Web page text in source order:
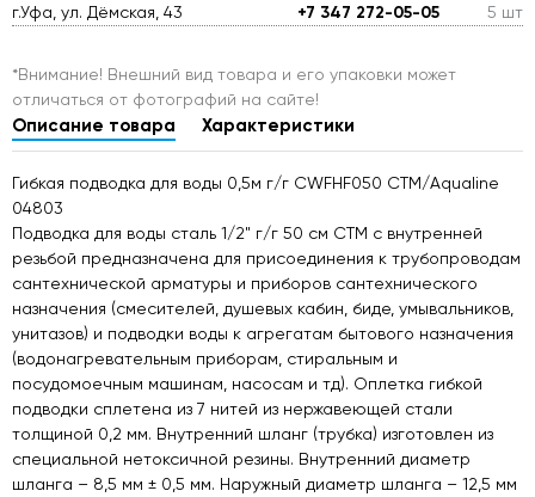
г.Уфа, ул. Дёмская, 43 +7 347 272-05-05 5 шт
*Внимание! Внешний вид товара и его упаковки может
отличаться от фотографий на сайте!
Описание товара Характеристики
Гибкая подводка для воды 0,5м г/г CWFHF050 CTM/Aqualine
04803
Подводка для воды сталь 1/2" г/г 50 cм CTM с внутренней
резьбой предназначена для присоединения к трубопроводам
сантехнической арматуры и приборов сантехнического
назначения (смесителей, душевых кабин, биде, умывальников,
унитазов) и подводки воды к агрегатам бытового назначения
(водонагревательным приборам, стиральным и
посудомоечным машинам, насосам и тд). Оплетка гибкой
подводки сплетена из 7 нитей из нержавеющей стали
толщиной 0,2 мм. Внутренний шланг (трубка) изготовлен из
специальной нетоксичной резины. Внутренний диаметр
шланга – 8,5 мм ± 0,5 мм. Наружный диаметр шланга – 12,5 мм